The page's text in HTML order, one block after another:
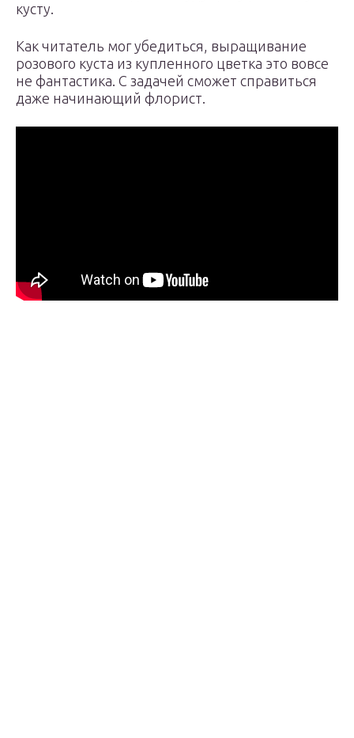
кусту.
Как читатель мог убедиться, выращивание
розового куста из купленного цветка это вовсе
не фантастика. С задачей сможет справиться
даже начинающий флорист.